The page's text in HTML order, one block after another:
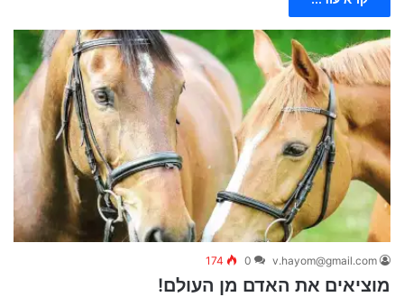
v.hayom@gmail.com
0
174
מוציאים את האדם מן העולם!